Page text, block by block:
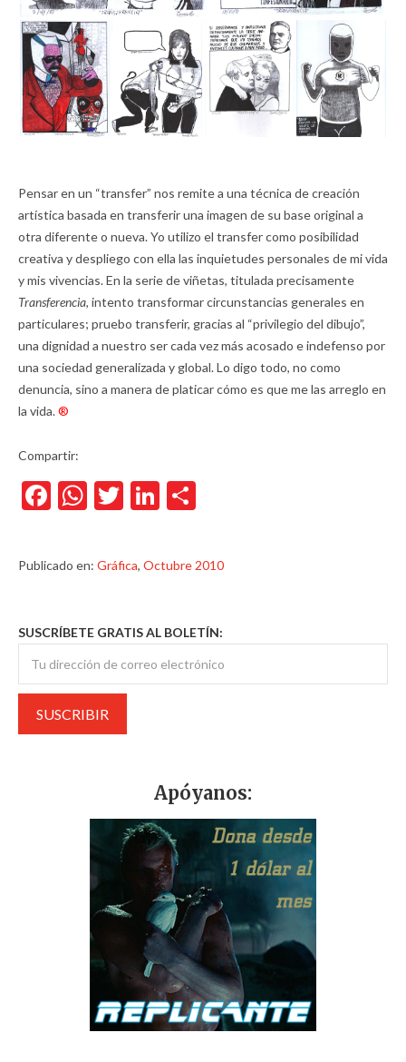
Pensar en un “transfer” nos remite a una técnica de creación
artística basada en transferir una imagen de su base original a
otra diferente o nueva. Yo utilizo el transfer como posibilidad
creativa y despliego con ella las inquietudes personales de mi vida
y mis vivencias. En la serie de viñetas, titulada precisamente
Transferencia, intento transformar circunstancias generales en
particulares; pruebo transferir, gracias al “privilegio del dibujo”,
una dignidad a nuestro ser cada vez más acosado e indefenso por
una sociedad generalizada y global. Lo digo todo, no como
denuncia, sino a manera de platicar cómo es que me las arreglo en
la vida.®
Compartir:
Facebook
WhatsApp
TwitterLinkedIn
Publicado en: Gráfica, Octubre 2010
SUSCRÍBETE GRATIS AL BOLETÍN:
Apóyanos: